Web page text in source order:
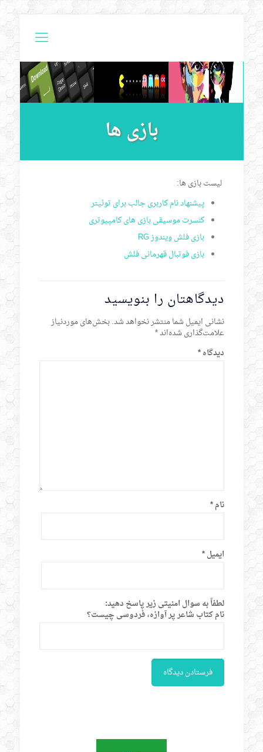
بازی ها
لیست بازی ها:
پیشنهاد نام کاربری جالب برای توئیتر
کنسرت موسیقی بازی های کامپیوتری
بازی فلش ویندوز RG
بازی فوتبال قهرمانی فلش
دیدگاهتان را بنویسید
نشانی ایمیل شما منتشر نخواهد شد.بخش‌های موردنیاز
علامت‌گذاری شده‌اند*
دیدگاه*
نام*
ایمیل*
لطفاً به سوال امنیتی زیر پاسخ دهید:
نام کتاب شاعر پر آوازه، فردوسی چیست؟